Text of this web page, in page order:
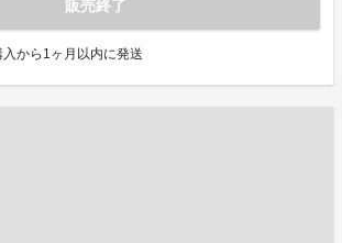
販売終了
から1ヶ月以内に発送